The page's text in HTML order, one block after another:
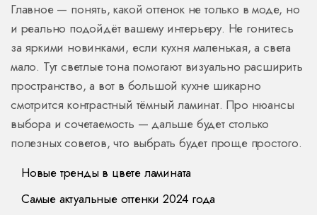
Главное — понять, какой оттенок не только в моде, но
и реально подойдёт вашему интерьеру. Не гонитесь
за яркими новинками, если кухня маленькая, а света
мало. Тут светлые тона помогают визуально расширить
пространство, а вот в большой кухне шикарно
смотрится контрастный тёмный ламинат. Про нюансы
выбора и сочетаемость — дальше будет столько
полезных советов, что выбрать будет проще простого.
Новые тренды в цвете ламината
Самые актуальные оттенки 2024 года